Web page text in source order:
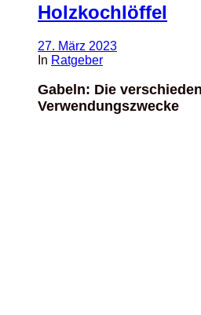
Holzkochlöffel
27. März 2023
In Ratgeber
Gabeln: Die
Verwendungszwecke